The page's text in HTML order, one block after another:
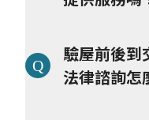
服務範圍：
● 北部：台北、新北
● 中部：苗栗、台中
驗屋前後到
法律諮詢怎